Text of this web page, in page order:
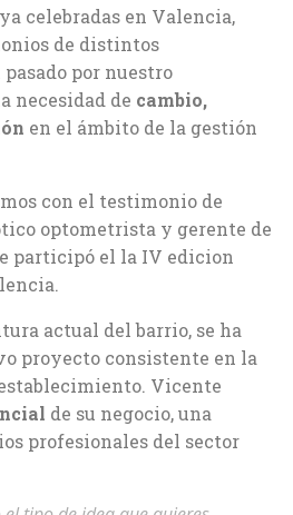
celebradas en Valencia,
de distintos
por nuestro
necesidad de cambio,
en el ámbito de la gestión
con el testimonio de
optometrista y gerente de
participó el la IV edicion
actual del barrio, se ha
proyecto consistente en la
Vicente
de su negocio, una
profesionales del sector